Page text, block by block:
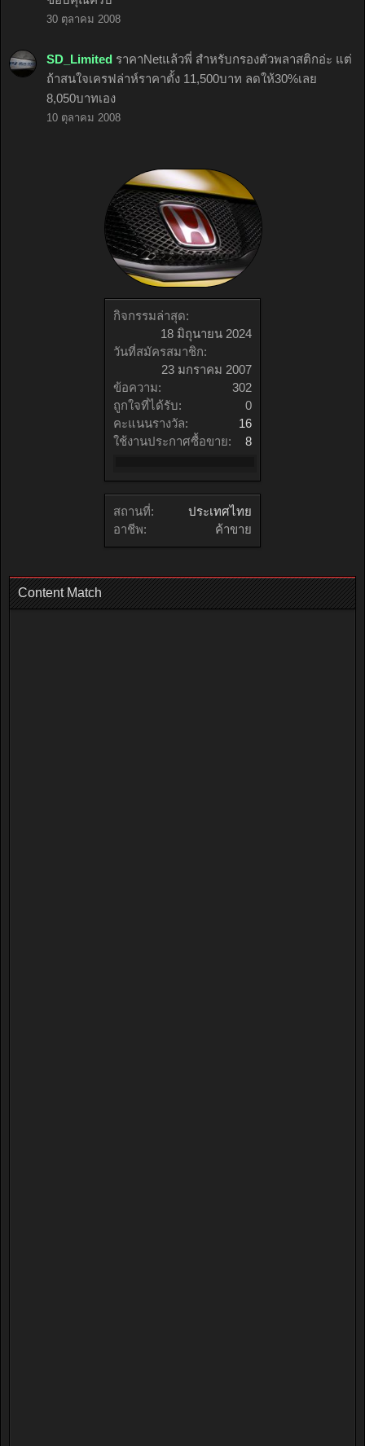
กิจกรรมล่าสุด:
18 มิถุนายน 2024
วันที่สมัครสมาชิก:
23 มกราคม 2007
ข้อความ:
302
ถูกใจที่ได้รับ:
0
คะแนนรางวัล:
16
ใช้งานประกาศซื้อขาย:
8
สถานที่:
ประเทศไทย
อาชีพ:
ค้าขาย
30 ตุลาคม 2008
SD_Limited ราคาNetแล้วพี่ สำหรับกรองตัวพลาสติกอ่ะ แต่
ถ้าสนใจเครฟล่าห์ราคาตั้ง 11,500บาท ลดให้30%เลย
8,050บาทเอง
10 ตุลาคม 2008
Content Match